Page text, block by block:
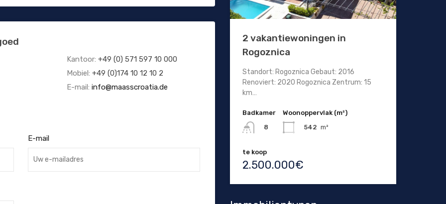
Kantoor: +49 (0) 571 597 10 000
Mobiel: +49 (0)174 10 12 10 2
E-mail: info@maasscroatia.de
E-mail
2 vakantiewoningen in
Rogoznica
Standort: Rogoznica Gebaut: 2016
Renoviert: 2020 Rogoznica Zentrum: 15
km…
Badkamer
8
Woonoppervlak (m²)
542 m²
te koop
2.500.000€